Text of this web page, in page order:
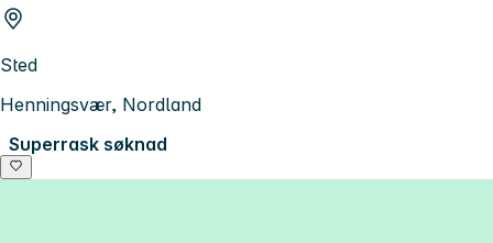
Sted
Henningsvær, Nordland
Superrask søknad